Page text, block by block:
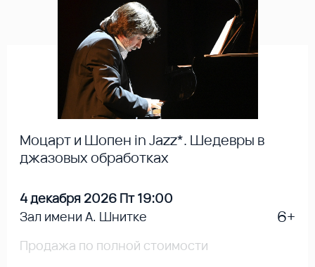
Моцарт и Шопен in Jazz*. Шедевры в
джазовых обработках
4 декабря 2026 Пт 19:00
Зал имени А. Шнитке
6+
Продажа по полной стоимости